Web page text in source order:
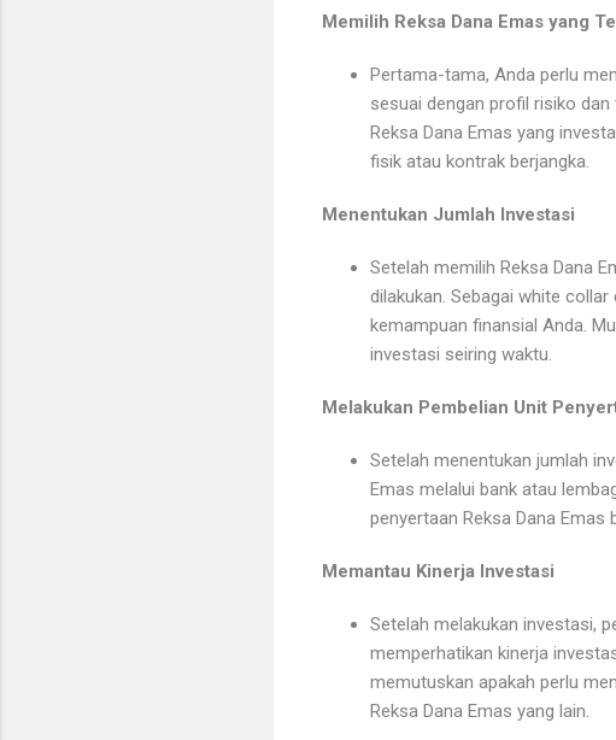
Memilih Reksa Dana Emas yang
Pertama-tama, Anda perlu
sesuai dengan profil risiko dan
Reksa Dana Emas yang
fisik atau kontrak berjangka.
Menentukan Jumlah Investasi
Setelah memilih Reksa Dana
dilakukan. Sebagai white
kemampuan finansial Anda.
investasi seiring waktu.
Melakukan Pembelian Unit
Setelah menentukan jumlah
Emas melalui bank atau
penyertaan Reksa Dana Emas
Memantau Kinerja Investasi
Setelah melakukan investasi,
memperhatikan kinerja
memutuskan apakah perlu
Reksa Dana Emas yang lain.